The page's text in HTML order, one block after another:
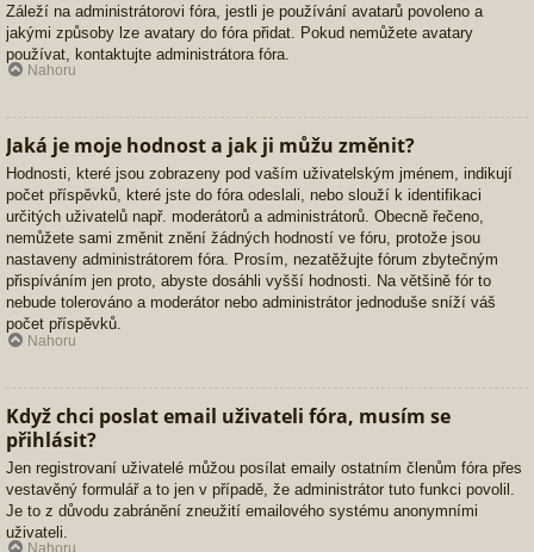
Záleží na administrátorovi fóra, jestli je používání avatarů povoleno a
jakými způsoby lze avatary do fóra přidat. Pokud nemůžete avatary
používat, kontaktujte administrátora fóra.
Nahoru
Jaká je moje hodnost a jak ji můžu změnit?
Hodnosti, které jsou zobrazeny pod vaším uživatelským jménem, indikují
počet příspěvků, které jste do fóra odeslali, nebo slouží k identifikaci
určitých uživatelů např. moderátorů a administrátorů. Obecně řečeno,
nemůžete sami změnit znění žádných hodností ve fóru, protože jsou
nastaveny administrátorem fóra. Prosím, nezatěžujte fórum zbytečným
přispíváním jen proto, abyste dosáhli vyšší hodnosti. Na většině fór to
nebude tolerováno a moderátor nebo administrátor jednoduše sníží váš
počet příspěvků.
Nahoru
Když chci poslat email uživateli fóra, musím se
přihlásit?
Jen registrovaní uživatelé můžou posílat emaily ostatním členům fóra přes
vestavěný formulář a to jen v případě, že administrátor tuto funkci povolil.
Je to z důvodu zabránění zneužití emailového systému anonymními
uživateli.